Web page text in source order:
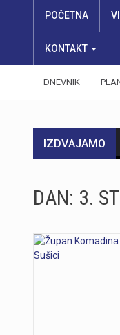
POČETNA
KONTAKT
DNEVNIK
IZDVAJAMO
DAN: 3.